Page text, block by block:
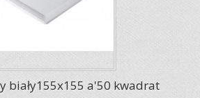
biały155x155 a'50 kwadrat